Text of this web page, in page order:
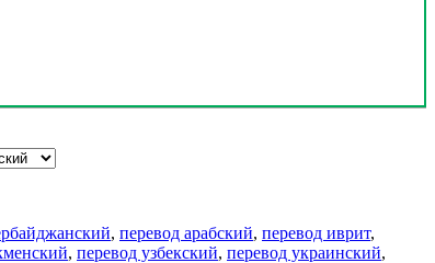
, перевод арабский, перевод иврит,
, перевод узбекский, перевод украинский,